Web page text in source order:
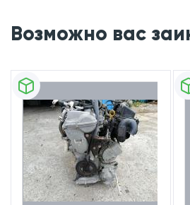
Возможно вас